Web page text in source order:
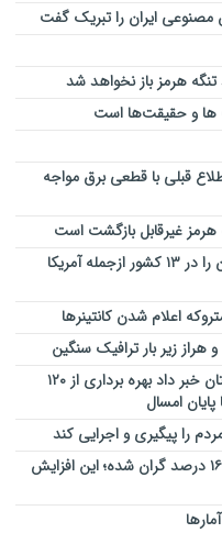
ایران را تبریک گفت
هرمز باز نخواهد شد
ها و حقیقت‌ها است
قبلی با قطعی برق مواجه
غیرقابل بازگشت است
جاسوس‌افزار چینی «لایت‌اسپای»، قربانیان را در ۱۳ کشور ازجمله آمریکا
اعلام شدن کانتینرها
زیر بار ترافیک سنگین
مدیرکل راه و شهرسازی سیستان وبلوچستان خبر داد بهره برداری از ۱۲۰
امسال
را پیگیری و اجرایی کند
اظهارات جنجالی همتی درباره دلار/ دلار ۱۶ درصد گران شده؛ این افزایش